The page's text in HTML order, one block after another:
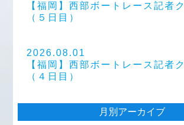
【福岡】西部ボートレース記者
（５日目）
2026.08.01
【福岡】西部ボートレース記者
（４日目）
月別アーカイブ